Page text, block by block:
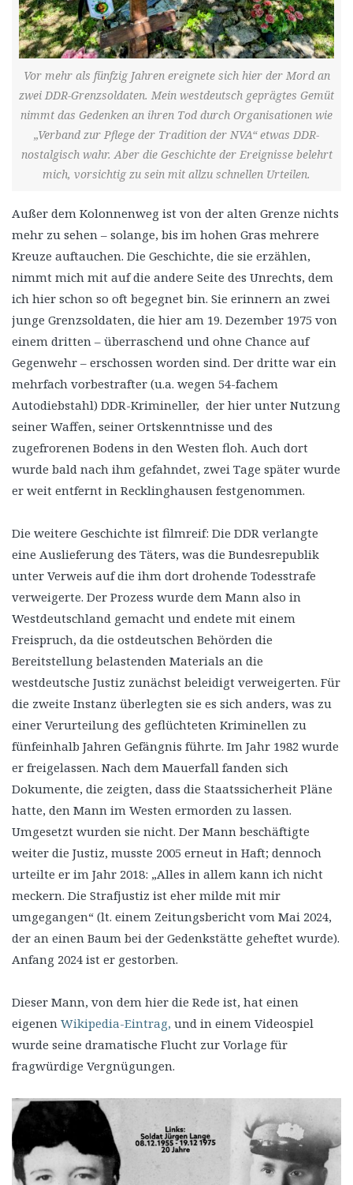
Vor mehr als fünfzig Jahren ereignete sich hier der Mord an
zwei DDR-Grenzsoldaten. Mein westdeutsch geprägtes Gemüt
nimmt das Gedenken an ihren Tod durch Organisationen wie
„Verband zur Pflege der Tradition der NVA“ etwas DDR-
nostalgisch wahr. Aber die Geschichte der Ereignisse belehrt
mich, vorsichtig zu sein mit allzu schnellen Urteilen.
Außer dem Kolonnenweg ist von der alten Grenze nichts
mehr zu sehen – solange, bis im hohen Gras mehrere
Kreuze auftauchen. Die Geschichte, die sie erzählen,
nimmt mich mit auf die andere Seite des Unrechts, dem
ich hier schon so oft begegnet bin. Sie erinnern an zwei
junge Grenzsoldaten, die hier am 19. Dezember 1975 von
einem dritten – überraschend und ohne Chance auf
Gegenwehr – erschossen worden sind. Der dritte war ein
mehrfach vorbestrafter (u.a. wegen 54-fachem
Autodiebstahl) DDR-Krimineller, der hier unter Nutzung
seiner Waffen, seiner Ortskenntnisse und des
zugefrorenen Bodens in den Westen floh. Auch dort
wurde bald nach ihm gefahndet, zwei Tage später wurde
er weit entfernt in Recklinghausen festgenommen.
Die weitere Geschichte ist filmreif: Die DDR verlangte
eine Auslieferung des Täters, was die Bundesrepublik
unter Verweis auf die ihm dort drohende Todesstrafe
verweigerte. Der Prozess wurde dem Mann also in
Westdeutschland gemacht und endete mit einem
Freispruch, da die ostdeutschen Behörden die
Bereitstellung belastenden Materials an die
westdeutsche Justiz zunächst beleidigt verweigerten. Für
die zweite Instanz überlegten sie es sich anders, was zu
einer Verurteilung des geflüchteten Kriminellen zu
fünfeinhalb Jahren Gefängnis führte. Im Jahr 1982 wurde
er freigelassen. Nach dem Mauerfall fanden sich
Dokumente, die zeigten, dass die Staatssicherheit Pläne
hatte, den Mann im Westen ermorden zu lassen.
Umgesetzt wurden sie nicht. Der Mann beschäftigte
weiter die Justiz, musste 2005 erneut in Haft; dennoch
urteilte er im Jahr 2018: „Alles in allem kann ich nicht
meckern. Die Strafjustiz ist eher milde mit mir
umgegangen“ (lt. einem Zeitungsbericht vom Mai 2024,
der an einen Baum bei der Gedenkstätte geheftet wurde).
Anfang 2024 ist er gestorben.
Dieser Mann, von dem hier die Rede ist, hat einen
eigenen Wikipedia-Eintrag, und in einem Videospiel
wurde seine dramatische Flucht zur Vorlage für
fragwürdige Vergnügungen.